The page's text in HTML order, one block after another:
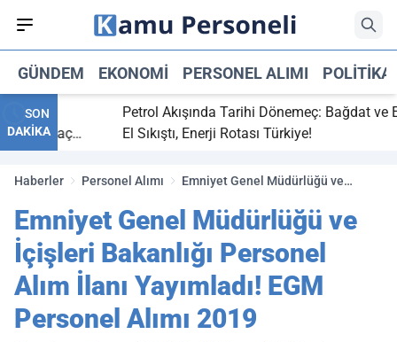
GÜNDEM EKONOMI PERSONEL ALIMI POLITIKA
SON
DAKİKA
bitti,
maç
Petrol Akışında Tarihi Dönemeç: Bağdat ve
El Sıkıştı, Enerji Rotası Türkiye!
Haberler Personel Alımı
Emniyet Genel Müdürlüğü ve
İlanı Yayımladı! EGM Personel
Alımı 2019
Emniyet Genel Müdürlüğü ve
İçişleri Bakanlığı Personel
Alım İlanı Yayımladı! EGM
Personel Alımı 2019